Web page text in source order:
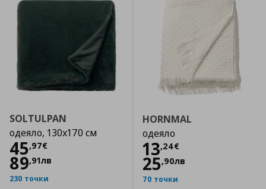
SOLTULPAN
одеяло, 130x170 см
45,97€
Цена
89,91лв
230 точки
HORNMAL
одеяло
13,24€
Цена
25,90лв
70 точки